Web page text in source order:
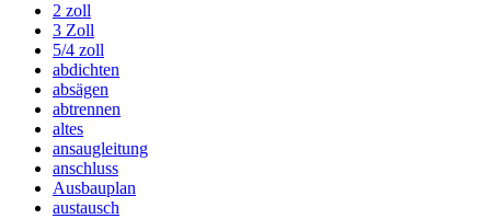
2 zoll
3 Zoll
5/4 zoll
abdichten
absägen
abtrennen
altes
ansaugleitung
anschluss
Ausbauplan
austausch